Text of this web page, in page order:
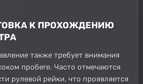
К ПРОХОЖДЕНИЮ
также требует внимания
пробеге. Часто отмечаются
рулевой рейки, что проявляется